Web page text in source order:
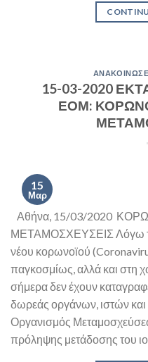
15-03-2020
ΕΟΜ:
15
Μαρ
Αθήνα, 15/03/2020
ΜΕΤΑΜΟΣΧΕΥΣΕΙΣ Λόγω
νέου κορωνοϊού
παγκοσμίως, αλλά και στη
σήμερα δεν έχουν
δωρεάς οργάνων, ιστών
Οργανισμός
πρόληψης μετάδοσης του